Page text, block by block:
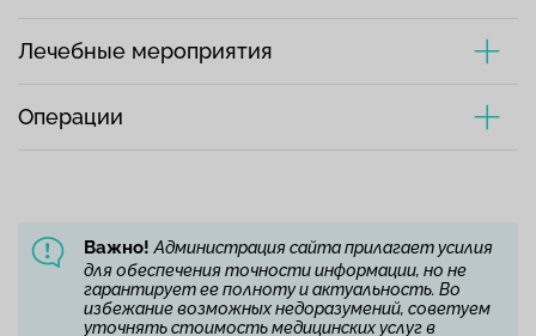
Лечебные мероприятия
Операции
Важно! Администрация сайта прилагает усилия
для обеспечения точности информации, но не
гарантирует ее полноту и актуальность. Во
избежание возможных недоразумений, советуем
уточнять стоимость медицинских услуг в